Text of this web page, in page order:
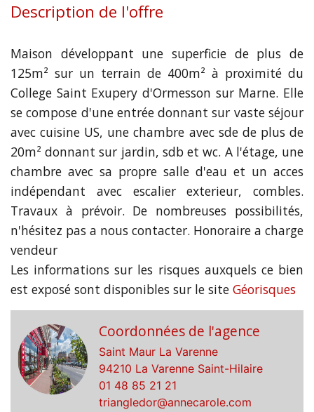
Description de l'offre
Maison développant une superficie de plus de
125m² sur un terrain de 400m² à proximité du
College Saint Exupery d'Ormesson sur Marne. Elle
se compose d'une entrée donnant sur vaste séjour
avec cuisine US, une chambre avec sde de plus de
20m² donnant sur jardin, sdb et wc. A l'étage, une
chambre avec sa propre salle d'eau et un acces
indépendant avec escalier exterieur, combles.
Travaux à prévoir. De nombreuses possibilités,
n'hésitez pas a nous contacter. Honoraire a charge
vendeur
Les informations sur les risques auxquels ce bien
est exposé sont disponibles sur le site Géorisques
Coordonnées de l'agence
Saint Maur La Varenne
94210 La Varenne Saint-Hilaire
01 48 85 21 21
triangledor@annecarole.com